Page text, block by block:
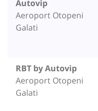
Autovip
Aeroport Otopeni
Galati
RBT by Autovip
Aeroport Otopeni
Galati